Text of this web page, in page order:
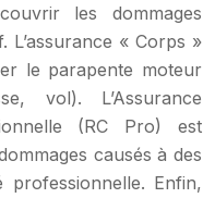
les dommages
L’assurance « Corps »
le parapente moteur
vol). L’Assurance
(RC Pro) est
causés à des
professionnelle. Enfin,